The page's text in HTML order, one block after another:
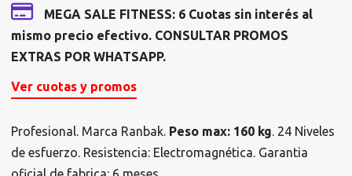
$4.181.250.MEGA SALE FITNESS: 6 Cuotas sin interés al
mismo precio efectivo. CONSULTAR PROMOS
EXTRAS POR WHATSAPP.
Ver cuotas y promos
Profesional. Marca Ranbak. Peso max: 160 kg. 24 Niveles
de esfuerzo. Resistencia: Electromagnética. Garantia